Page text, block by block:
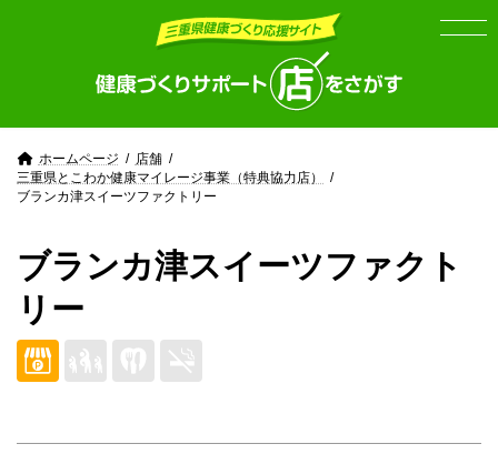
ホームページ
店舗
三重県とこわか健康マイレージ事業（特典協力店）
ブランカ津スイーツファクトリー
ブランカ津スイーツファクト
リー